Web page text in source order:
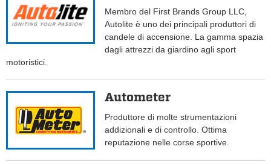
Membro del First Brands Group LLC,
Autolite è uno dei principali produttori di
candele di accensione. La gamma spazia
dagli attrezzi da giardino agli sport
motoristici.
Autometer
Produttore di molte strumentazioni
addizionali e di controllo. Ottima
reputazione nelle corse sportive.